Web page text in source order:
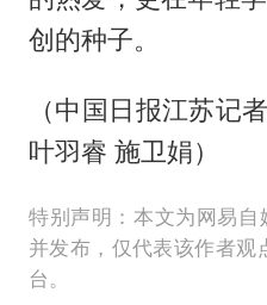
创的种子。
（中国日报江苏记
叶羽睿 施卫娟）
特别声明：本文为网易自
并发布，仅代表该作者观
台。